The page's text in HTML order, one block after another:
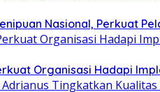
Nasional, Perkuat
Organisasi Hadapi